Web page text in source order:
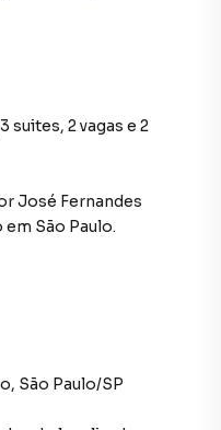
suites, 2 vagas e 2
José Fernandes
em São Paulo.
São Paulo/SP